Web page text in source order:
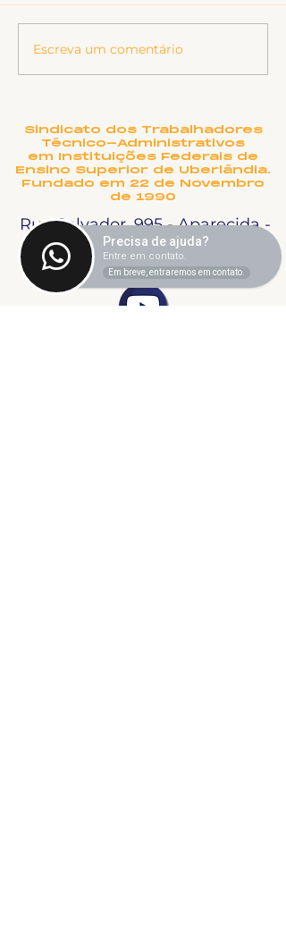
O TEATRO
NOME?
Escreva um comentário
Sindicato dos Trabalhadores
Técnico-Administrativos
em Instituições Federais de
Ensino Superior de Uberlândia.
Fundado em 22 de Novembro
de 1990
Rua Salvador, 995 - Aparecida -
Uberlândia, MG
Precisa de ajuda?
Entre em contato.
Em breve, entraremos em contato.